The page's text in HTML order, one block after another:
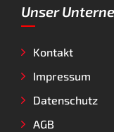
Unser
Kontakt
Impressum
Datenschutz
AGB